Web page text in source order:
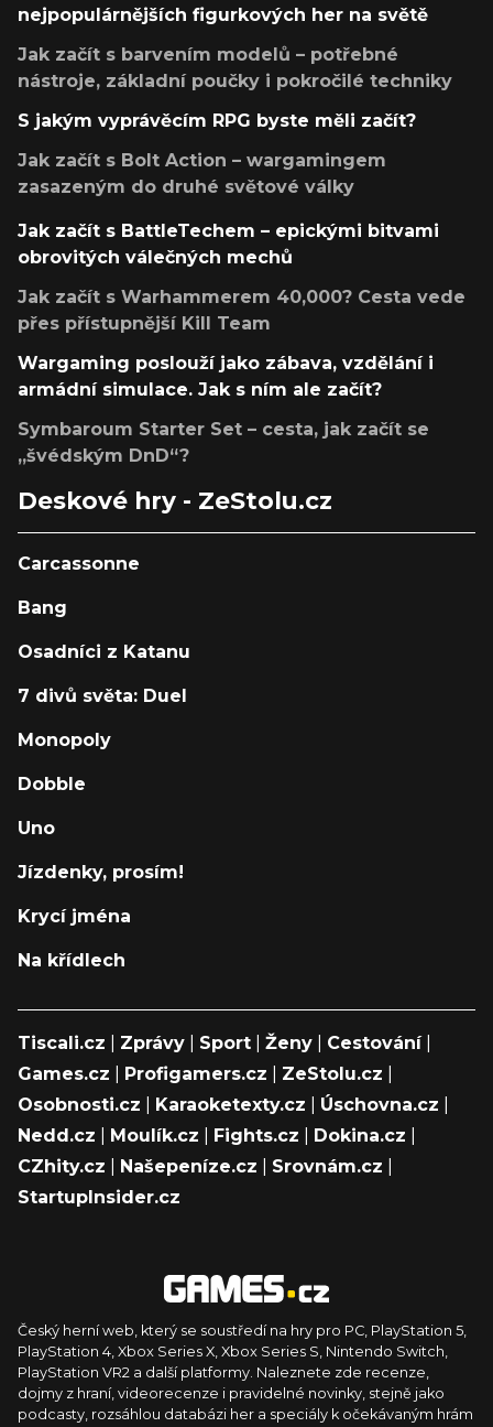
nejpopulárnějších figurkových her na světě
Jak začít s barvením modelů – potřebné
nástroje, základní poučky i pokročilé techniky
S jakým vyprávěcím RPG byste měli začít?
Jak začít s Bolt Action – wargamingem
zasazeným do druhé světové války
Jak začít s BattleTechem – epickými bitvami
obrovitých válečných mechů
Jak začít s Warhammerem 40,000? Cesta vede
přes přístupnější Kill Team
Wargaming poslouží jako zábava, vzdělání i
armádní simulace. Jak s ním ale začít?
Symbaroum Starter Set – cesta, jak začít se
„švédským DnD“?
Deskové hry - ZeStolu.cz
Carcassonne
Bang
Osadníci z Katanu
7 divů světa: Duel
Monopoly
Dobble
Uno
Jízdenky, prosím!
Krycí jména
Na křídlech
Tiscali.cz Zprávy Sport Ženy Cestování|
Games.cz
Profigamers.cz ZeStolu.cz
Osobnosti.cz
Karaoketexty.cz Úschovna.cz
Nedd.cz
Moulík.cz Fights.cz Dokina.cz
CZhity.cz
Našepeníze.cz Srovnám.cz
StartupInsider.cz
Český herní web, který se soustředí na hry pro PC, PlayStation 5,
PlayStation 4, Xbox Series X, Xbox Series S, Nintendo Switch,
PlayStation VR2 a další platformy. Naleznete zde recenze,
dojmy z hraní, videorecenze i pravidelné novinky, stejně jako
podcasty, rozsáhlou databázi her a speciály k očekávaným hrám